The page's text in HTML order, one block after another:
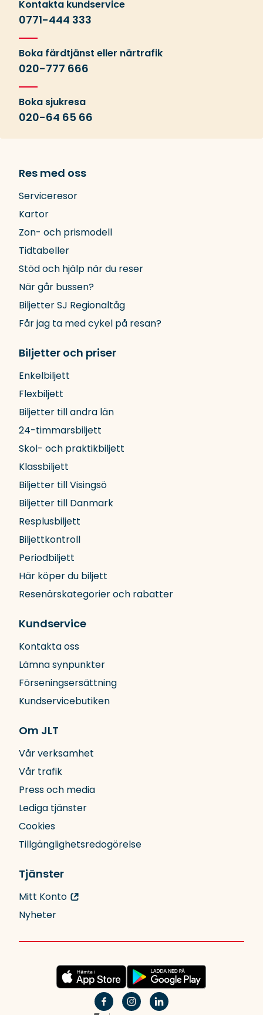
Kontakta kundservice
0771-444 333
Boka färdtjänst eller närtrafik
020-777 666
Boka sjukresa
020-64 65 66
Res med oss
Serviceresor
Kartor
Zon- och prismodell
Tidtabeller
Stöd och hjälp när du reser
När går bussen?
Biljetter SJ Regionaltåg
Får jag ta med cykel på resan?
Biljetter och priser
Enkelbiljett
Flexbiljett
Biljetter till andra län
24-timmarsbiljett
Skol- och praktikbiljett
Klassbiljett
Biljetter till Visingsö
Biljetter till Danmark
Resplusbiljett
Biljettkontroll
Periodbiljett
Här köper du biljett
Resenärskategorier och rabatter
Kundservice
Kontakta oss
Lämna synpunkter
Förseningsersättning
Kundservicebutiken
Om JLT
Vår verksamhet
Vår trafik
Press och media
Lediga tjänster
Cookies
Tillgänglighetsredogörelse
Tjänster
Mitt Konto
Nyheter